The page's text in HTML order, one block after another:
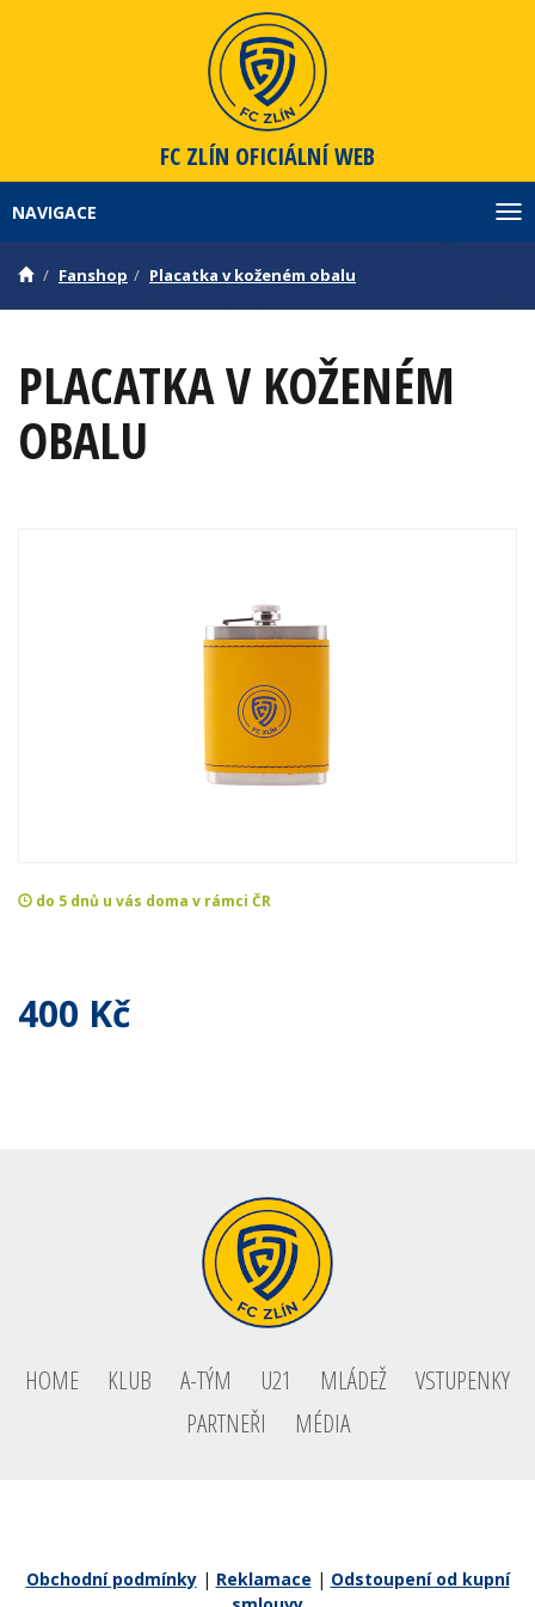
FC ZLÍN OFICIÁLNÍ WEB
NAVIGACE
Fanshop Placatka v koženém obalu
PLACATKA V KOŽENÉM
OBALU
do 5 dnů u vás doma v rámci ČR
400 Kč
HOME KLUB A-TÝM U21 MLÁDEŽ
VSTUPENKY
PARTNEŘI
MÉDIA
Obchodní podmínky| Reklamace | Odstoupení od kupní